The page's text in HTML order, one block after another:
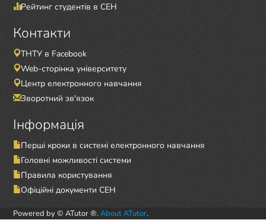
Рейтинг студентів в СЕН
Контакти
ТНТУ в Facebook
Web-сторінка університету
Центр електронного навчання
Зворотний зв'язок
Інформація
Перші кроки в системі електронного навчання
Головні можливості системи
Правила користування
Офіційні документи СЕН
Powered by © ATutor ®. About ATutor.